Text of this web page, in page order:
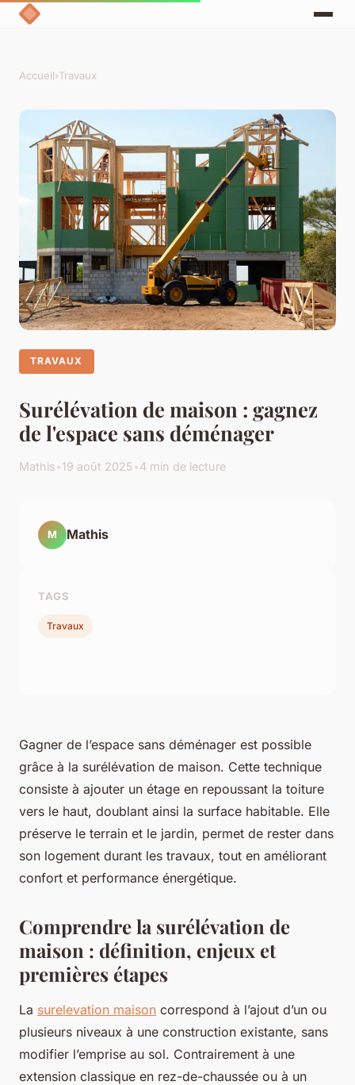
Accueil›Travaux
TRAVAUX
Surélévation de maison : gagnez
de l'espace sans déménager
Mathis•19 août 2025•4 min de lecture
Gagner de l’espace sans déménager est possible
grâce à la surélévation de maison. Cette technique
consiste à ajouter un étage en repoussant la toiture
vers le haut, doublant ainsi la surface habitable. Elle
préserve le terrain et le jardin, permet de rester dans
son logement durant les travaux, tout en améliorant
confort et performance énergétique.
Comprendre la surélévation de
maison : définition, enjeux et
premières étapes
La surelevation maison correspond à l’ajout d’un ou
plusieurs niveaux à une construction existante, sans
modifier l’emprise au sol. Contrairement à une
extension classique en rez-de-chaussée ou à un
M Mathis
TAGS
Travaux